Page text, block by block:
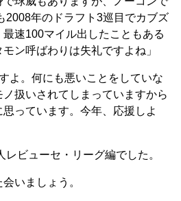
2008年のドラフト3巡目でカブズ
速100マイル出したこともある
ン呼ばわりは失礼ですよね」
よ。何にも悪いことをしていな
扱いされてしまっていますから
っています。今年、応援しよ
ビューセ・リーグ編でした。
いましょう。